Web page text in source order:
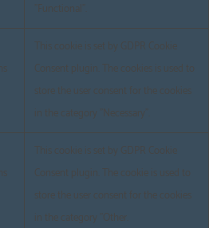
"Functional".
This cookie is set by GDPR Cookie
Consent plugin. The cookies is used to
store the user consent for the cookies
in the category "Necessary".
This cookie is set by GDPR Cookie
Consent plugin. The cookie is used to
store the user consent for the cookies
in the category "Other.